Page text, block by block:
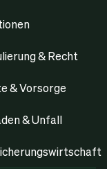
& Recht
& Vorsorge
& Unfall